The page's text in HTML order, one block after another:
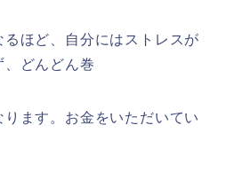
ほど、自分にはストレスが
どんどん巻
ます。お金をいただいてい